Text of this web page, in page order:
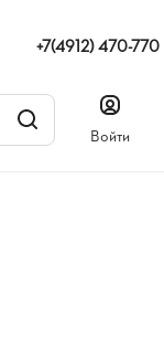
+7(4912) 470-770
Войти